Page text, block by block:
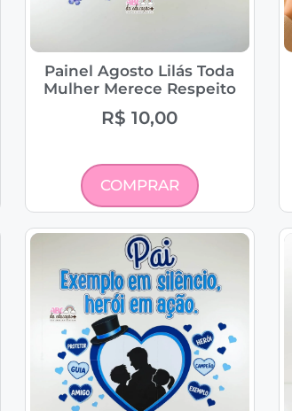
Painel Agosto Lilás Toda
Mulher Merece Respeito
R$ 10,00
COMPRAR